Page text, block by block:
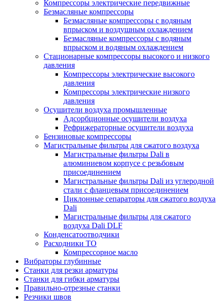
Компрессоры электрические передвижные
Безмасляные компрессоры
Безмасляные компрессоры с водяным
впрыском и воздушным охлаждением
Безмасляные компрессоры с водяным
впрыском и водяным охлаждением
Стационарные компрессоры высокого и низкого
давления
Компрессоры электрические высокого
давления
Компрессоры электрические низкого
давления
Осушители воздуха промышленные
Адсорбционные осушители воздуха
Рефрижераторные осушители воздуха
Бензиновые компрессоры
Магистральные фильтры для сжатого воздуха
Магистральные фильтры Dali в
алюминиевом корпусе с резьбовым
присоединением
Магистральные фильтры Dali из углеродной
стали с фланцевым присоединением
Циклонные сепараторы для сжатого воздуха
Dali
Магистральные фильтры для сжатого
воздуха Dali DLF
Конденсатоотводчики
Расходники ТО
Компрессорное масло
Вибраторы глубинные
Станки для резки арматуры
Станки для гибки арматуры
Правильно-отрезные станки
Резчики швов